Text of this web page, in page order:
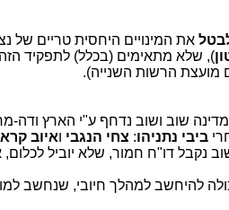
את המינויים היחסית טריים של
), שלא מתאימים (בכלל) לתפקיד הזה,
מועצת הרשות השנייה).
שוב ושוב נדחף ע"י הארץ ודה-
ביבי נתניהו: צחי הנגבי ואיוב
נקבל דו"ח חמור, שלא יוביל
להיחשב למהלך חיובי, שנחשב